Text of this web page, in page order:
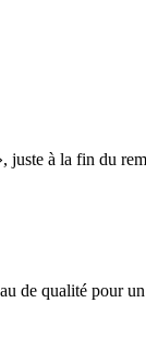
à la fin du
de qualité pour